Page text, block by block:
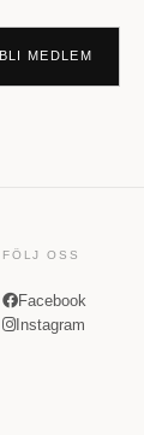
BLI MEDLEM
FÖLJ OSS
Facebook
Instagram